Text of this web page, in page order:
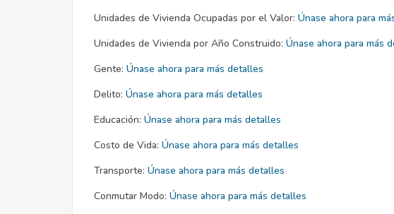
Unidades de Vivienda Ocupadas por el Valor: Únase ahora para
Unidades de Vivienda por Año Construido: Únase ahora para más
Gente: Únase ahora para más detalles
Delito: Únase ahora para más detalles
Educación: Únase ahora para más detalles
Costo de Vida: Únase ahora para más detalles
Transporte: Únase ahora para más detalles
Conmutar Modo: Únase ahora para más detalles